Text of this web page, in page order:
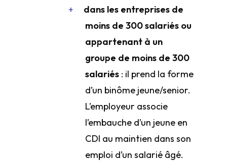
dans les entreprises de
moins de 300 salariés ou
appartenant à un
groupe de moins de 300
salariés : il prend la forme
d’un binôme jeune/senior.
L’employeur associe
l’embauche d’un jeune en
CDI au maintien dans son
emploi d’un salarié âgé.